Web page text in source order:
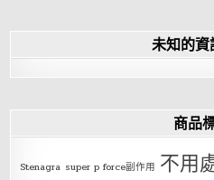
未知的資
商品
Stenagra super p force副作用 不用